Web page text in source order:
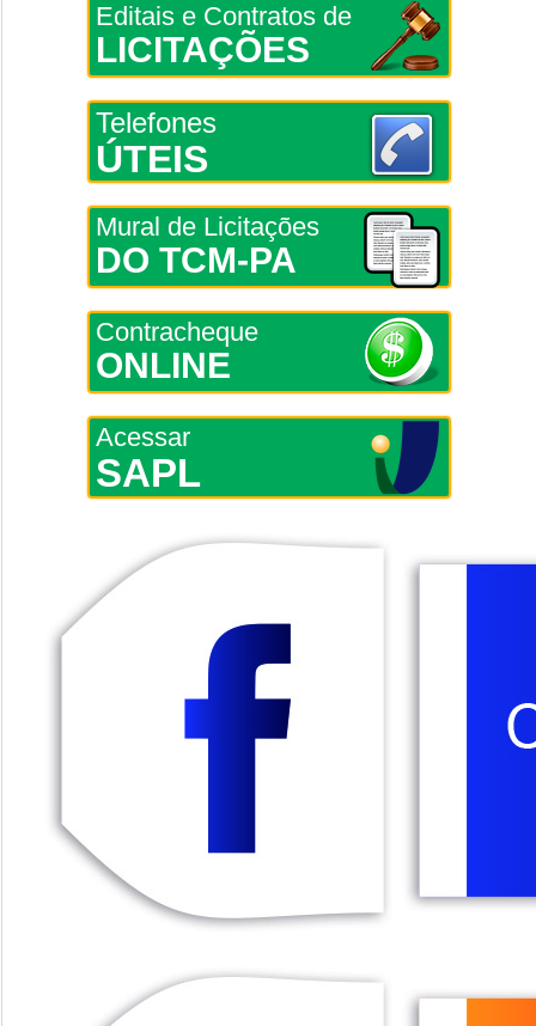
Editais e Contratos de
LICITAÇÕES
Telefones
ÚTEIS
Mural de Licitações
DO TCM-PA
Contracheque
ONLINE
Acessar
SAPL